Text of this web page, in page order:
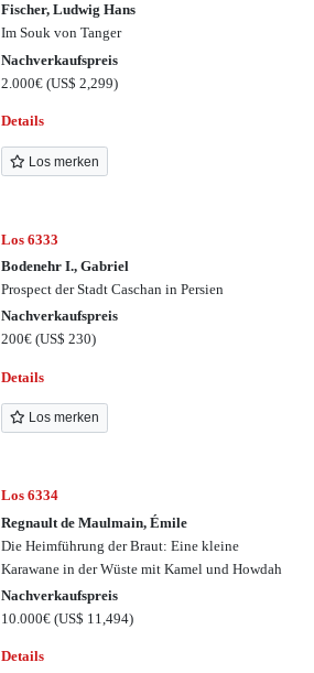
Fischer, Ludwig Hans
Im Souk von Tanger
Nachverkaufspreis
2.000€(US$ 2,299)
Details
Los merken
Los 6333
Bodenehr I., Gabriel
Prospect der Stadt Caschan in Persien
Nachverkaufspreis
200€(US$ 230)
Details
Los merken
Los 6334
Regnault de Maulmain, Émile
Die Heimführung der Braut: Eine kleine
Karawane in der Wüste mit Kamel und Howdah
Nachverkaufspreis
10.000€(US$ 11,494)
Details